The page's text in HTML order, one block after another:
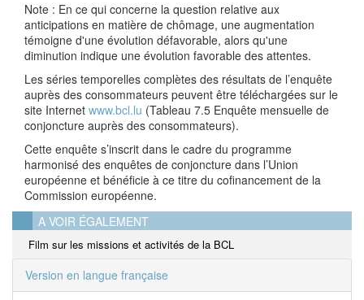
Note : En ce qui concerne la question relative aux
anticipations en matière de chômage, une augmentation
témoigne d'une évolution défavorable, alors qu'une
diminution indique une évolution favorable des attentes.
Les séries temporelles complètes des résultats de l’enquête
auprès des consommateurs peuvent être téléchargées sur le
site Internet www.bcl.lu (Tableau 7.5 Enquête mensuelle de
conjoncture auprès des consommateurs).
Cette enquête s’inscrit dans le cadre du programme
harmonisé des enquêtes de conjoncture dans l’Union
européenne et bénéficie à ce titre du cofinancement de la
Commission européenne.
A VOIR ÉGALEMENT
Film sur les missions et activités de la BCL
Version en langue française